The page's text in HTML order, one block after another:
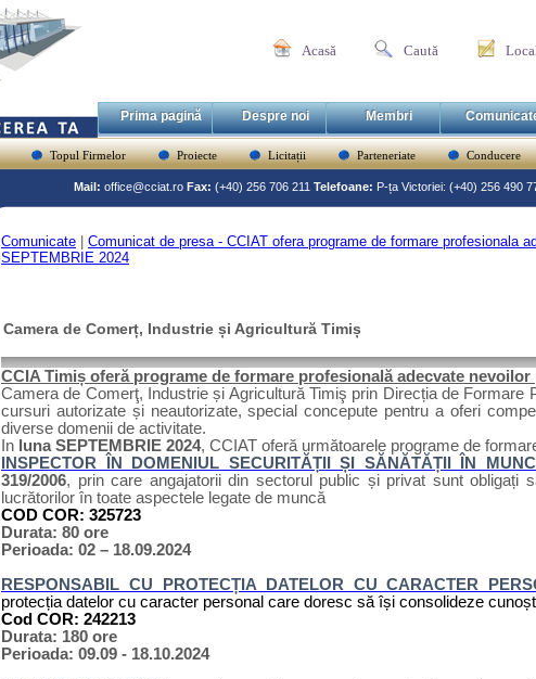
Acasă Caută
Prima pagină Despre noi Membri
Topul Firmelor Proiecte Licitații Parteneriate Conducere
Mail: office@cciat.ro Fax: (+40) 256 706 211 Telefoane: P-ța Victoriei: (+40) 256 490
Comunicate
Comunicat de presa - CCIAT ofera programe de formare profesionala
SEPTEMBRIE 2024
Camera de Comerț, Industrie și Agricultură Timiș
CCIA Timiș oferă programe de formare profesională adecvate nevoilor
Camera de Comerţ, Industrie și Agricultură Timiş prin Direcția de Formare
cursuri autorizate și neautorizate,special concepute pentru a oferi
diverse domenii de activitate.
In luna SEPTEMBRIE 2024, CCIAT oferă următoarele programe de
INSPECTOR ÎN DOMENIUL SECURITĂȚII ȘI SĂNĂTĂȚII ÎN
319/2006, prin care angajatorii din sectorul public și privat sunt obligați
lucrătorilor în toate aspectele legate de muncă
COD COR: 325723
Durata: 80 ore
Perioada: 02 – 18.09.2024
RESPONSABIL CU PROTECȚIA DATELOR CU CARACTER
protecția datelor cu caracter personal care doresc să își consolideze
Cod COR: 242213
Durata: 180 ore
Perioada: 09.09 - 18.10.2024